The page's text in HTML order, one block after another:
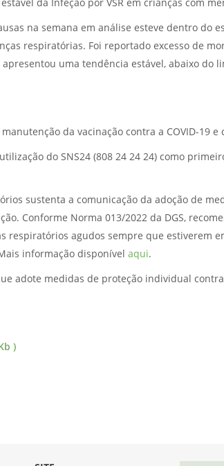
da Infeção por VSR em crianças com
na semana em análise esteve dentro do
respiratórias. Foi reportado excesso de
uma tendência estável, abaixo do
da vacinação contra a COVID-19 e
do SNS24 (808 24 24 24) como
sustenta a comunicação da adoção de
Conforme Norma 013/2022 da DGS,
respiratórios agudos sempre que estiverem
informação disponívelaqui.
adote medidas de proteção individual
)